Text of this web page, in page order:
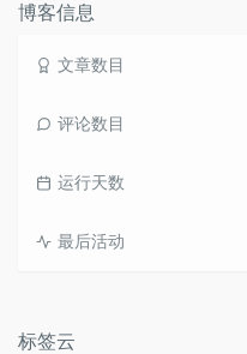
博客信息
文章数目
评论数目
运行天数
最后活动
标签云